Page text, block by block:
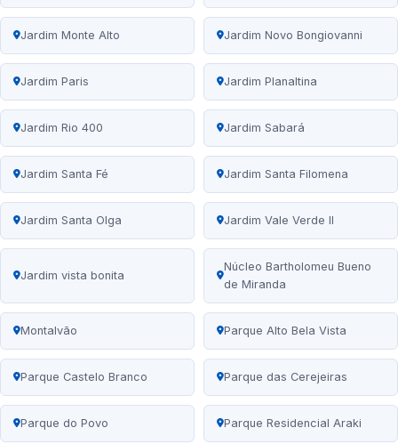
Jardim Monte Alto Jardim Novo Bongiovanni
Jardim Paris Jardim Planaltina
Jardim Rio 400 Jardim Sabará
Jardim Santa Fé Jardim Santa Filomena
Jardim Santa Olga Jardim Vale Verde II
Jardim vista bonita
Núcleo Bartholomeu Bueno
de Miranda
Montalvão Parque Alto Bela Vista
Parque Castelo Branco Parque das Cerejeiras
Parque do Povo Parque Residencial Araki